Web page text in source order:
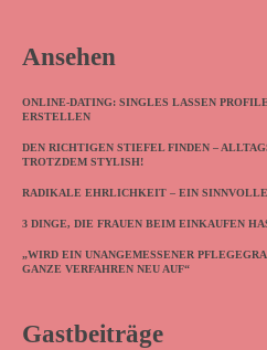
Ansehen
ONLINE-DATING: SINGLES LASSEN
ERSTELLEN
DEN RICHTIGEN STIEFEL FINDEN –
TROTZDEM STYLISH!
RADIKALE EHRLICHKEIT – EIN
3 DINGE, DIE FRAUEN BEIM EINKAUFEN
„WIRD EIN UNANGEMESSENER
GANZE VERFAHREN NEU AUF“
Gastbeiträge